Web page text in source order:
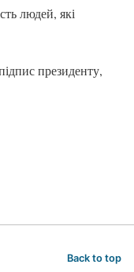
людей, які
президенту,
Back to top